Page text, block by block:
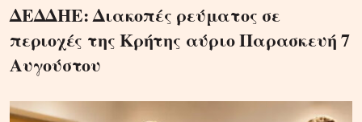
ΔΕΔΔΗΕ: Διακοπές ρεύματος σε
περιοχές της Κρήτης αύριο Παρασκευή 7
Αυγούστου